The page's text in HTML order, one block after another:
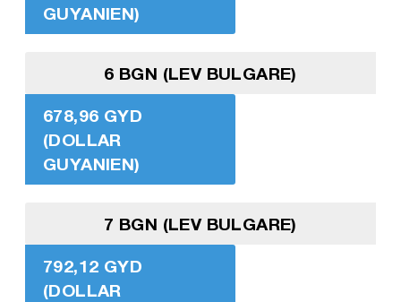
GUYANIEN)
6 BGN (LEV BULGARE)
678,96 GYD
(DOLLAR
GUYANIEN)
7 BGN (LEV BULGARE)
792,12 GYD
(DOLLAR